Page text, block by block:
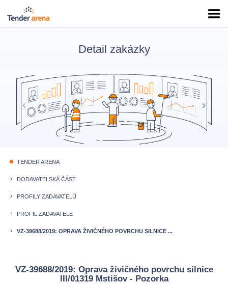
Detail zakázky
fiber_manual_record TENDER ARENA
keyboard_arrow_right DODAVATELSKÁ ČÁST
keyboard_arrow_right PROFILY ZADAVATELŮ
keyboard_arrow_right PROFIL ZADAVATELE
keyboard_arrow_right VZ-39688/2019: OPRAVA ŽIVIČNÉHO POVRCHU SILNICE ...
VZ-39688/2019: Oprava živičného povrchu silnice
III/01319 Mstišov - Pozorka